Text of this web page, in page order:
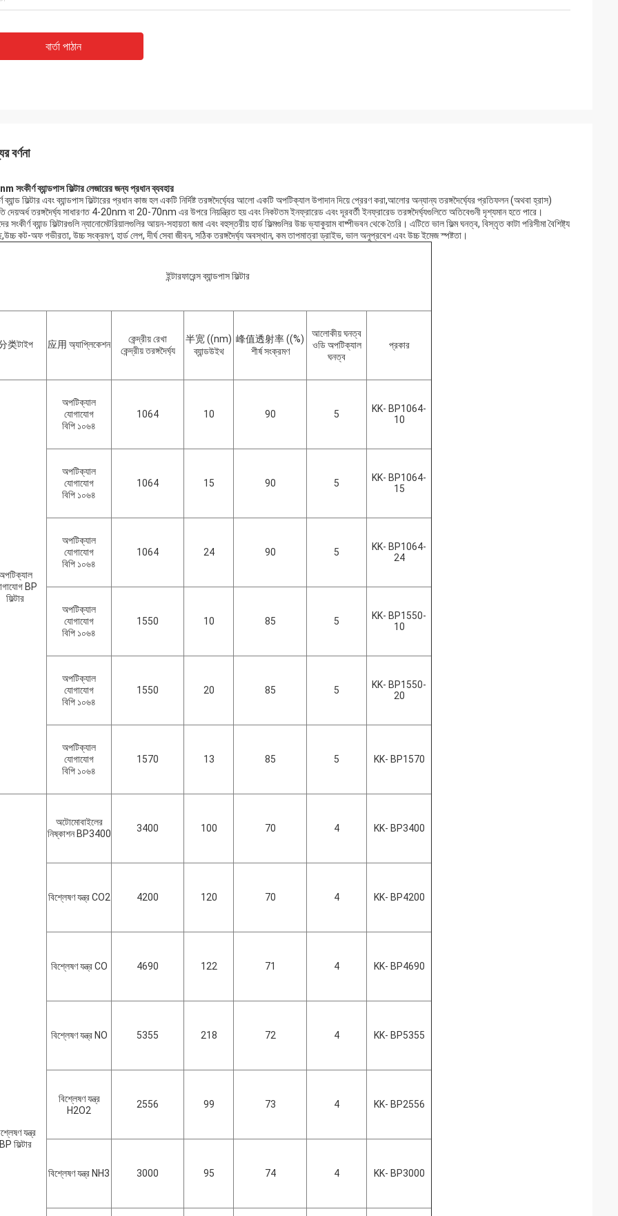
বার্তা পাঠান
বর্ণনা
সংকীর্ণ ব্যান্ডপাস ফিল্টার লেজারের জন্য প্রধান ব্যবহার
ব্যান্ড ফিল্টার এবং ব্যান্ডপাস ফিল্টারের প্রধান কাজ হল একটি নির্দিষ্ট তরঙ্গদৈর্ঘ্যের আলো একটি অপটিক্যাল উপাদান দিয়ে প্রেরণ করা,আলোর অন্যান্য তরঙ্গদৈর্ঘ্যের প্রতিফলন (অথবা হ্রাস)
দেয়অর্ধ তরঙ্গদৈর্ঘ্য সাধারণত 4-20nm বা 20-70nm এর উপরে নিয়ন্ত্রিত হয় এবং নিকটতম ইনফ্রারেড এবং দূরবর্তী ইনফ্রারেড তরঙ্গদৈর্ঘ্যগুলিতে অতিবেগুনী দৃশ্যমান হতে পারে।
সংকীর্ণ ব্যান্ড ফিল্টারগুলি ন্যানোমেটরিয়ালগুলির আয়ন-সহায়তা জমা এবং বহুস্তরীয় হার্ড ফিল্মগুলির উচ্চ ভ্যাকুয়াম বাষ্পীভবন থেকে তৈরি। এটিতে ভাল ফিল্ম ঘনত্ব, বিস্তৃত কাটা পরিসীমা বৈশিষ্ট্য
কট-অফ গভীরতা, উচ্চ সংক্রমণ, হার্ড লেপ, দীর্ঘ সেবা জীবন, সঠিক তরঙ্গদৈর্ঘ্য অবস্থান, কম তাপমাত্রা ড্রাইভ, ভাল অনুপ্রবেশ এবং উচ্চ ইমেজ স্পষ্টতা।
ইন্টারফারেন্স ব্যান্ডপাস ফিল্টার
类টাইপ 应用 অ্যাপ্লিকেশন
কেন্দ্রীয় রেখা
কেন্দ্রীয় তরঙ্গদৈর্ঘ্য
半宽 ((nm)
ব্যান্ডউইথ
峰值透射率 ((%)
শীর্ষ সংক্রমণ
আলোকীয় ঘনত্ব
ওডি অপটিক্যাল
ঘনত্ব
প্রকার
BP
ফিল্টার
অপটিক্যাল
যোগাযোগ
বিপি ১০৬৪
1064 10 90 5
KK- BP1064-
10
অপটিক্যাল
যোগাযোগ
বিপি ১০৬৪
1064 15 90 5
KK- BP1064-
15
অপটিক্যাল
যোগাযোগ
বিপি ১০৬৪
1064 24 90 5
KK- BP1064-
24
অপটিক্যাল
যোগাযোগ
বিপি ১০৬৪
1550 10 85 5
KK- BP1550-
10
অপটিক্যাল
যোগাযোগ
বিপি ১০৬৪
1550 20 85 5
KK- BP1550-
20
অপটিক্যাল
যোগাযোগ
বিপি ১০৬৪
1570 13 85 5 KK- BP1570
যন্ত্র
ফিল্টার
অটোমোবাইলের
নিষ্কাশন BP3400
3400 100 70 4 KK- BP3400
বিশ্লেষণ যন্ত্র CO2 4200 120 70 4 KK- BP4200
বিশ্লেষণ যন্ত্র CO 4690 122 71 4 KK- BP4690
বিশ্লেষণ যন্ত্র NO 5355 218 72 4 KK- BP5355
বিশ্লেষণ যন্ত্র
H2O2
2556 99 73 4 KK- BP2556
বিশ্লেষণ যন্ত্র NH3 3000 95 74 4 KK- BP3000